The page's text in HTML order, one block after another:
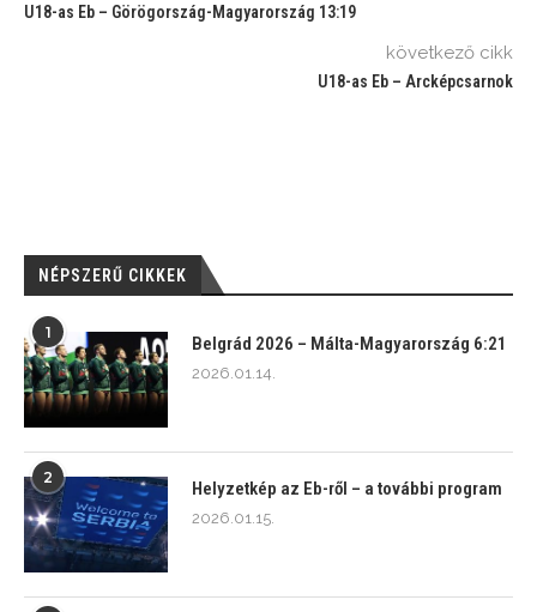
U18-as Eb – Görögország-Magyarország 13:19
következő cikk
U18-as Eb – Arcképcsarnok
NÉPSZERŰ CIKKEK
1
Belgrád 2026 – Málta-Magyarország 6:21
2026.01.14.
2
Helyzetkép az Eb-ről – a további program
2026.01.15.